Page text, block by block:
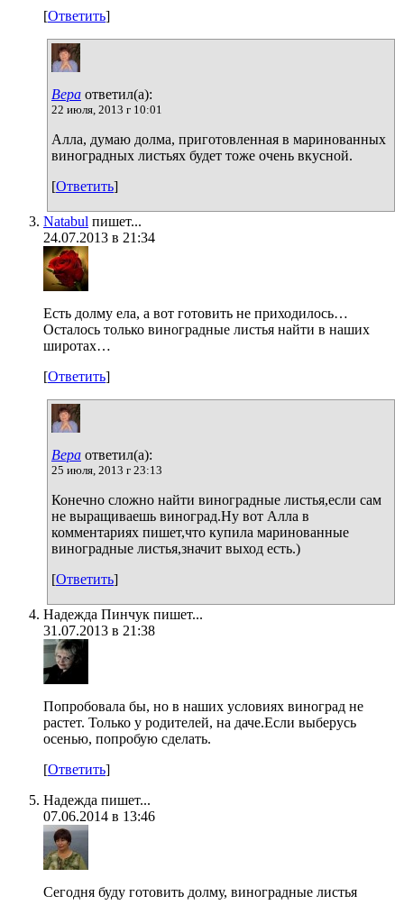
[Ответить]
Вера ответил(а):
22 июля, 2013 г 10:01
Алла, думаю долма, приготовленная в маринованных
виноградных листьях будет тоже очень вкусной.
[Ответить]
Natabul пишет...
24.07.2013 в 21:34
Есть долму ела, а вот готовить не приходилось…
Осталось только виноградные листья найти в наших
широтах…
[Ответить]
Вера ответил(а):
25 июля, 2013 г 23:13
Конечно сложно найти виноградные листья,если сам
не выращиваешь виноград.Ну вот Алла в
комментариях пишет,что купила маринованные
виноградные листья,значит выход есть.)
[Ответить]
Надежда Пинчук пишет...
31.07.2013 в 21:38
Попробовала бы, но в наших условиях виноград не
растет. Только у родителей, на даче.Если выберусь
осенью, попробую сделать.
[Ответить]
Надежда пишет...
07.06.2014 в 13:46
Сегодня буду готовить долму, виноградные листья